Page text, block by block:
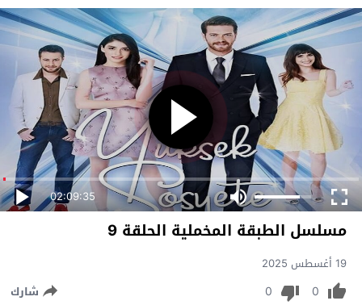
02:09:35
مسلسل الطبقة المخملية الحلقة 9
19 أغسطس 2025
0
0 شارك